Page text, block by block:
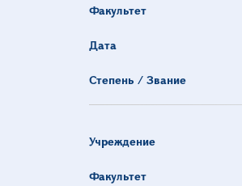
Факультет
Дата
Степень / Звание
Учреждение
Факультет